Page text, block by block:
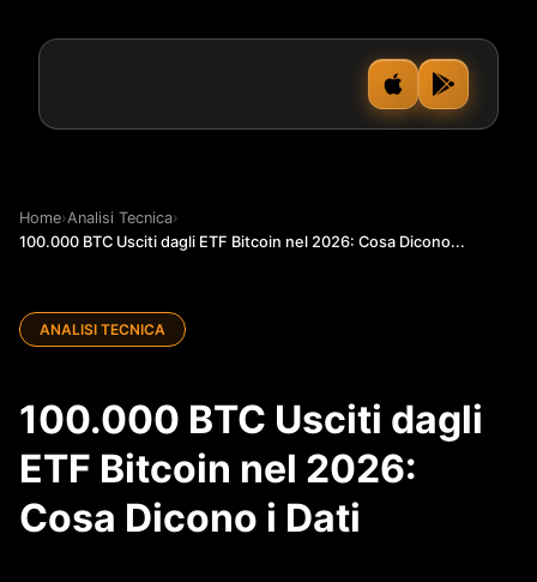
Home›Analisi Tecnica›
100.000 BTC Usciti dagli ETF Bitcoin nel 2026: Cosa Dicono...
ANALISI TECNICA
100.000 BTC Usciti dagli
ETF Bitcoin nel 2026:
Cosa Dicono i Dati